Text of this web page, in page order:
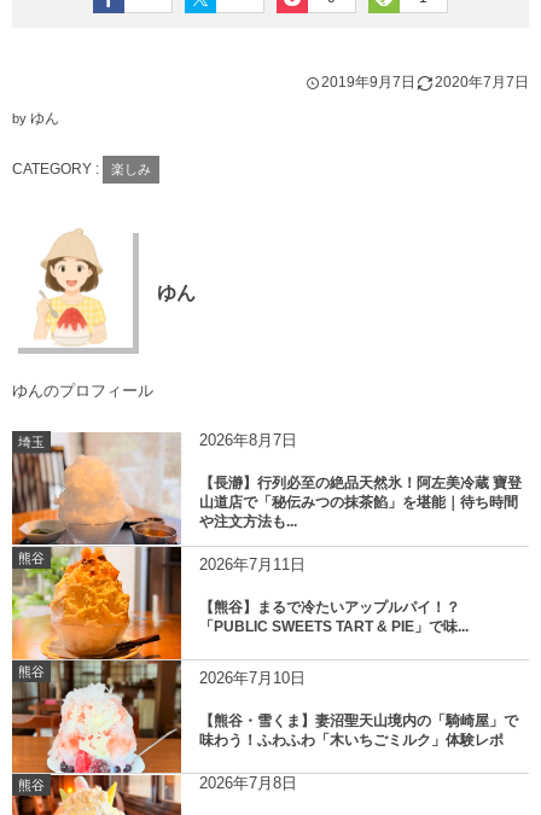
2019年9月7日 2020年7月7日
by ゆん
CATEGORY : 楽しみ
ゆん
ゆんのプロフィール
埼玉 2026年8月7日
【長瀞】行列必至の絶品天然氷！阿左美冷蔵 寶登
山道店で「秘伝みつの抹茶餡」を堪能｜待ち時間
や注文方法も...
熊谷 2026年7月11日
【熊谷】まるで冷たいアップルパイ！？
「PUBLIC SWEETS TART & PIE」で味...
熊谷 2026年7月10日
【熊谷・雪くま】妻沼聖天山境内の「騎崎屋」で
味わう！ふわふわ「木いちごミルク」体験レポ
熊谷 2026年7月8日